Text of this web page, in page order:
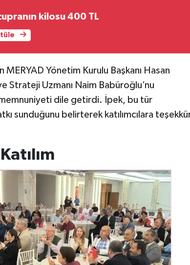
kilosu 400 TL
MERYAD Yönetim Kurulu Başkanı Hasan
Strateji Uzmanı Naim Babüroğlu’nu
dile getirdi. İpek, bu tür
sunduğunu belirterek katılımcılara